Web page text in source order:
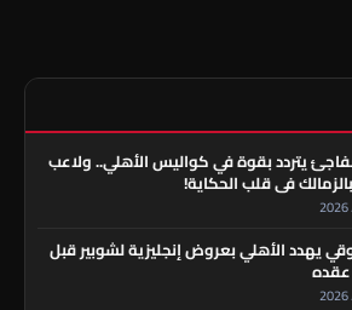
يتردد بقوة في كواليس الأهلي.. ولاعب
في قلب الحكاية!
يهدد الأهلي بعروض إنجليزية لشوبير قبل
عقده